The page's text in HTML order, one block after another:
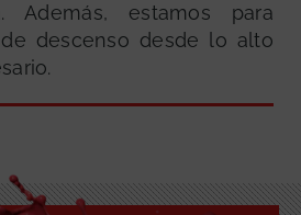
Además, estamos para
descenso desde lo alto